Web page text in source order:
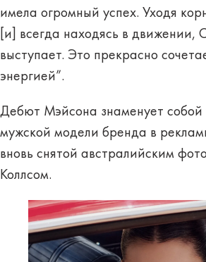
имела огромный успех. Уходя
[и] всегда находясь в движении,
выступает. Это прекрасно
энергией”.
Дебют Мэйсона знаменует собой
мужской модели бренда в
вновь снятой австралийским
Коллсом.